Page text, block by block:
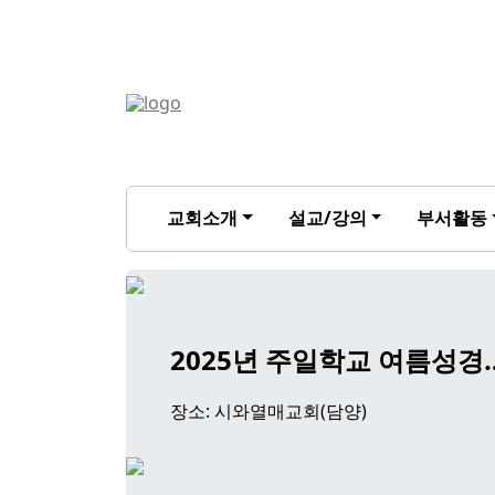
교회소개 설교/강의 부서활동
2025년 주일학교 여름성
장소: 시와열매교회(담양)